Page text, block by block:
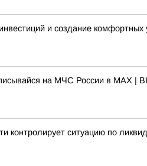
и создание
на МЧС России в MAX |
контролирует ситуацию по